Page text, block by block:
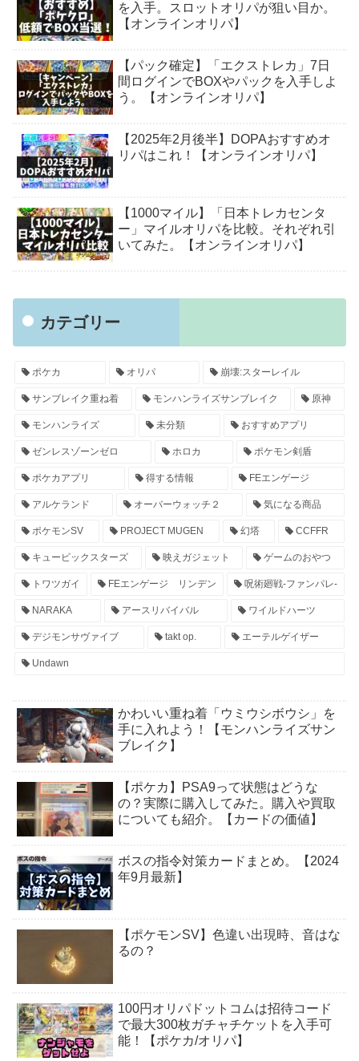
を入手。スロットオリパが狙い目か。
【オンラインオリパ】
【パック確定】「エクストレカ」7日
間ログインでBOXやパックを入手しよ
う。【オンラインオリパ】
【2025年2月後半】DOPAおすすめオ
リパはこれ！【オンラインオリパ】
【1000マイル】「日本トレカセンタ
ー」マイルオリパを比較。それぞれ引
いてみた。【オンラインオリパ】
カテゴリー
ポケカ オリパ 崩壊:スターレイル
サンブレイク重ね着 モンハンライズサンブレイク 原神
モンハンライズ 未分類 おすすめアプリ
ゼンレスゾーンゼロ ホロカ ポケモン剣盾
ポケカアプリ 得する情報 FEエンゲージ
アルケランド オーバーウォッチ２ 気になる商品
ポケモンSV PROJECT MUGEN 幻塔 CCFFR
キュービックスターズ 映えガジェット ゲームのおやつ
トワツガイ FEエンゲージ リンデン 呪術廻戦-ファンパレ-
NARAKA アースリバイバル ワイルドハーツ
デジモンサヴァイブ takt op. エーテルゲイザー
Undawn
かわいい重ね着「ウミウシボウシ」を
手に入れよう！【モンハンライズサン
ブレイク】
【ポケカ】PSA9って状態はどうな
の？実際に購入してみた。購入や買取
についても紹介。【カードの価値】
ボスの指令対策カードまとめ。【2024
年9月最新】
【ポケモンSV】色違い出現時、音はな
るの？
100円オリパドットコムは招待コード
で最大300枚ガチャチケットを入手可
能！【ポケカ/オリパ】